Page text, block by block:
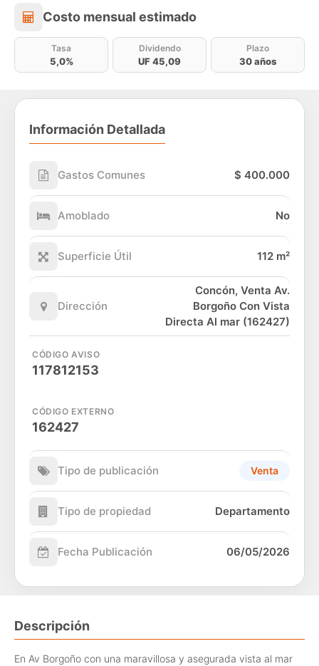
Costo mensual estimado
Costo mensual estimado
Tasa
5,0%
Dividendo
UF 45,09
Plazo
30 años
Información Detallada
Gastos Comunes $ 400.000
Amoblado No
Superficie Útil 112 m²
Dirección
Concón, Venta Av.
Borgoño Con Vista
Directa Al mar (162427)
CÓDIGO AVISO
117812153
CÓDIGO EXTERNO
162427
Tipo de publicación Venta
Tipo de propiedad Departamento
Fecha Publicación 06/05/2026
Descripción
En Av Borgoño con una maravillosa y asegurada vista al mar